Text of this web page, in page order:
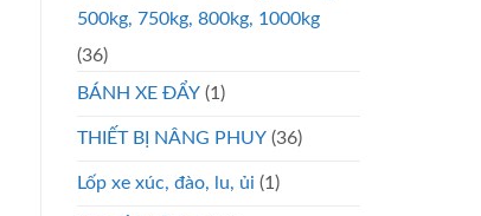
500kg, 750kg, 800kg, 1000kg
(36)
BÁNH XE ĐẨY (1)
THIẾT BỊ NÂNG PHUY (36)
Lốp xe xúc, đào, lu, ủi (1)